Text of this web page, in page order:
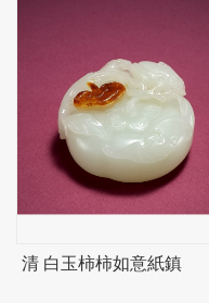
清 白玉柿柿如意紙鎮